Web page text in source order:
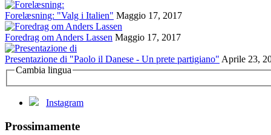
Forelæsning: "Valg i Italien" Maggio 17, 2017
Foredrag om Anders Lassen Maggio 17, 2017
Presentazione di "Paolo il Danese - Un prete partigiano" Aprile 23,
Cambia lingua
Instagram
Prossimamente